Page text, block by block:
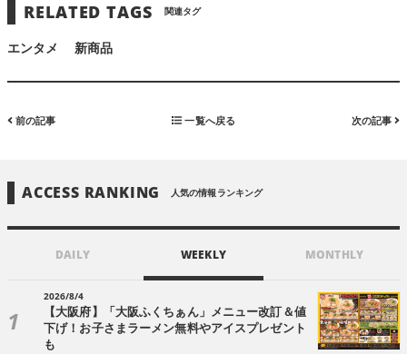
RELATED TAGS 関連タグ
エンタメ 新商品
前の記事 一覧へ戻る 次の記事
ACCESS RANKING 人気の情報ランキング
DAILY WEEKLY MONTHLY
2026/8/4
【大阪府】「大阪ふくちぁん」メニュー改訂＆値
下げ！お子さまラーメン無料やアイスプレゼント
も